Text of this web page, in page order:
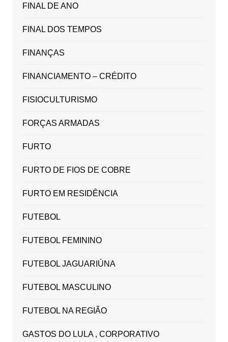
FINAL DE ANO
FINAL DOS TEMPOS
FINANÇAS
FINANCIAMENTO – CRÉDITO
FISIOCULTURISMO
FORÇAS ARMADAS
FURTO
FURTO DE FIOS DE COBRE
FURTO EM RESIDÊNCIA
FUTEBOL
FUTEBOL FEMININO
FUTEBOL JAGUARIÚNA
FUTEBOL MASCULINO
FUTEBOL NA REGIÃO
GASTOS DO LULA , CORPORATIVO